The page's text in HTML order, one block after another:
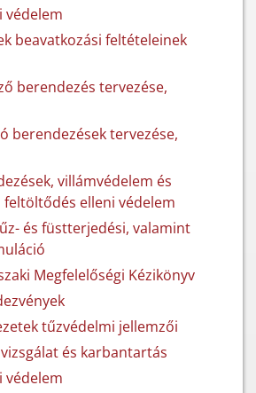
védelem
beavatkozási feltételeinek
berendezés tervezése,
berendezések tervezése,
villámvédelem és
elleni védelem
és füstterjedési, valamint
Megfelelőségi Kézikönyv
tűzvédelmi jellemzői
és karbantartás
védelem